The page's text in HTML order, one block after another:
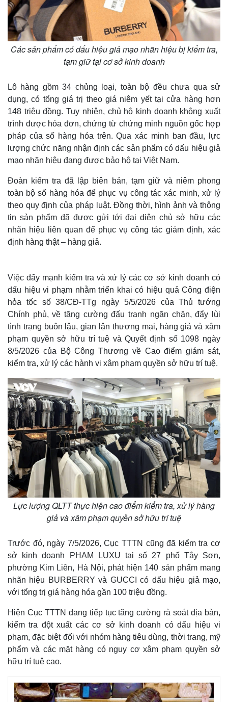
Thế giới
Quan sát
Cuộc sống đó đây
Hồ sơ
Multimedia
Video
Ảnh
E-Magazine
Infographic
Các sản phẩm có dấu hiệu giả mạo nhãn hiệu bị kiểm tra,
tạm giữ tại cơ sở kinh doanh
Lô hàng gồm 34 chủng loại, toàn bộ đều chưa qua sử
dụng, có tổng giá trị theo giá niêm yết tại cửa hàng hơn
148 triệu đồng. Tuy nhiên, chủ hộ kinh doanh không xuất
trình được hóa đơn, chứng từ chứng minh nguồn gốc hợp
pháp của số hàng hóa trên. Qua xác minh ban đầu, lực
lượng chức năng nhận định các sản phẩm có dấu hiệu giả
mạo nhãn hiệu đang được bảo hộ tại Việt Nam.
Đoàn kiểm tra đã lập biên bản, tạm giữ và niêm phong
toàn bộ số hàng hóa để phục vụ công tác xác minh, xử lý
theo quy định của pháp luật. Đồng thời, hình ảnh và thông
tin sản phẩm đã được gửi tới đại diện chủ sở hữu các
nhãn hiệu liên quan để phục vụ công tác giám định, xác
định hàng thật – hàng giả.
Việc đẩy mạnh kiểm tra và xử lý các cơ sở kinh doanh có
dấu hiệu vi phạm nhằm triển khai có hiệu quả Công điện
hỏa tốc số 38/CĐ-TTg ngày 5/5/2026 của Thủ tướng
Chính phủ, về tăng cường đấu tranh ngăn chặn, đẩy lùi
tình trạng buôn lậu, gian lận thương mại, hàng giả và xâm
phạm quyền sở hữu trí tuệ và Quyết định số 1098 ngày
8/5/2026 của Bộ Công Thương về Cao điểm giám sát,
kiểm tra, xử lý các hành vi xâm phạm quyền sở hữu trí tuệ.
Lực lượng QLTT thực hiện cao điểm kiểm tra, xử lý hàng
giả và xâm phạm quyền sở hữu trí tuệ
Trước đó, ngày 7/5/2026, Cục TTTN cũng đã kiểm tra cơ
sở kinh doanh PHAM LUXU tại số 27 phố Tây Sơn,
phường Kim Liên, Hà Nội, phát hiện 140 sản phẩm mang
nhãn hiệu BURBERRY và GUCCI có dấu hiệu giả mạo,
với tổng trị giá hàng hóa gần 100 triệu đồng.
Hiện Cục TTTN đang tiếp tục tăng cường rà soát địa bàn,
kiểm tra đột xuất các cơ sở kinh doanh có dấu hiệu vi
phạm, đặc biệt đối với nhóm hàng tiêu dùng, thời trang, mỹ
phẩm và các mặt hàng có nguy cơ xâm phạm quyền sở
hữu trí tuệ cao.